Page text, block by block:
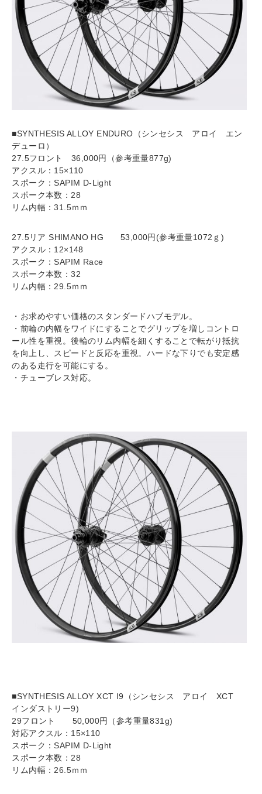
■SYNTHESIS ALLOY ENDURO（シンセシス アロイ エン
デューロ）
27.5フロント 36,000円（参考重量877g)
アクスル：15×110
スポーク：SAPIM D-Light
スポーク本数：28
リム内幅：31.5ｍｍ
27.5リア SHIMANO HG 53,000円(参考重量1072ｇ)
アクスル：12×148
スポーク：SAPIM Race
スポーク本数：32
リム内幅：29.5ｍｍ
・お求めやすい価格のスタンダードハブモデル。
・前輪の内幅をワイドにすることでグリップを増しコントロ
ール性を重視。後輪のリム内幅を細くすることで転がり抵抗
を向上し、スピードと反応を重視。ハードな下りでも安定感
のある走行を可能にする。
・チューブレス対応。
■SYNTHESIS ALLOY XCT I9（シンセシス アロイ XCT
インダストリー9)
29フロント 50,000円（参考重量831g)
対応アクスル：15×110
スポーク：SAPIM D-Light
スポーク本数：28
リム内幅：26.5ｍｍ